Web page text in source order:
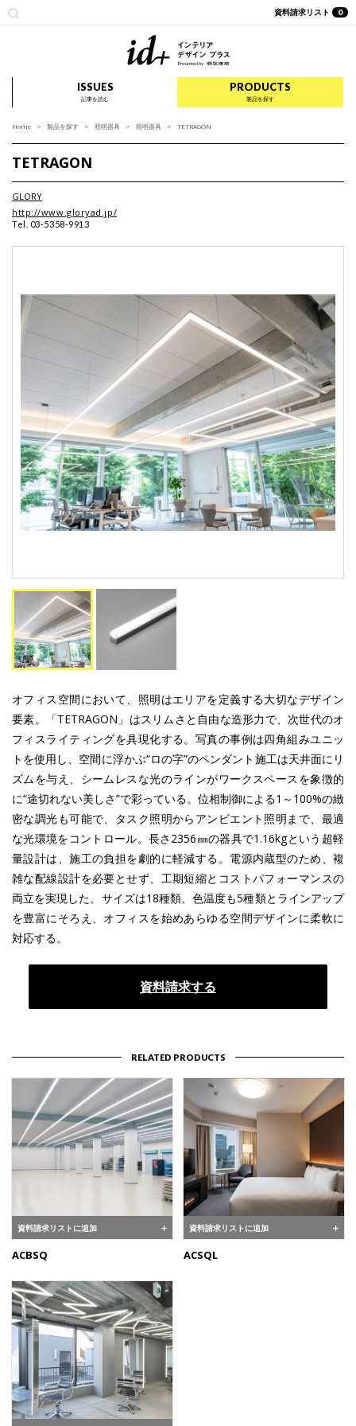
資料請求リスト 0
ISSUES
記事を読む
PRODUCTS
製品を探す
Home 製品を探す 照明器具 照明器具 TETRAGON
TETRAGON
GLORY
http://www.gloryad.jp/
Tel. 03-5358-9913
オフィス空間において、照明はエリアを定義する大切なデザイン
要素。「TETRAGON」はスリムさと自由な造形力で、次世代のオ
フィスライティングを具現化する。写真の事例は四角組みユニッ
トを使用し、空間に浮かぶ“ロの字”のペンダント施工は天井面にリ
ズムを与え、シームレスな光のラインがワークスペースを象徴的
に“途切れない美しさ”で彩っている。位相制御による1～100%の緻
密な調光も可能で、タスク照明からアンビエント照明まで、最適
な光環境をコントロール。長さ2356㎜の器具で1.16kgという超軽
量設計は、施工の負担を劇的に軽減する。電源内蔵型のため、複
雑な配線設計を必要とせず、工期短縮とコストパフォーマンスの
両立を実現した。サイズは18種類、色温度も5種類とラインアップ
を豊富にそろえ、オフィスを始めあらゆる空間デザインに柔軟に
対応する。
資料請求する
RELATED PRODUCTS
資料請求リストに追加
ACBSQ
資料請求リストに追加
ACSQL